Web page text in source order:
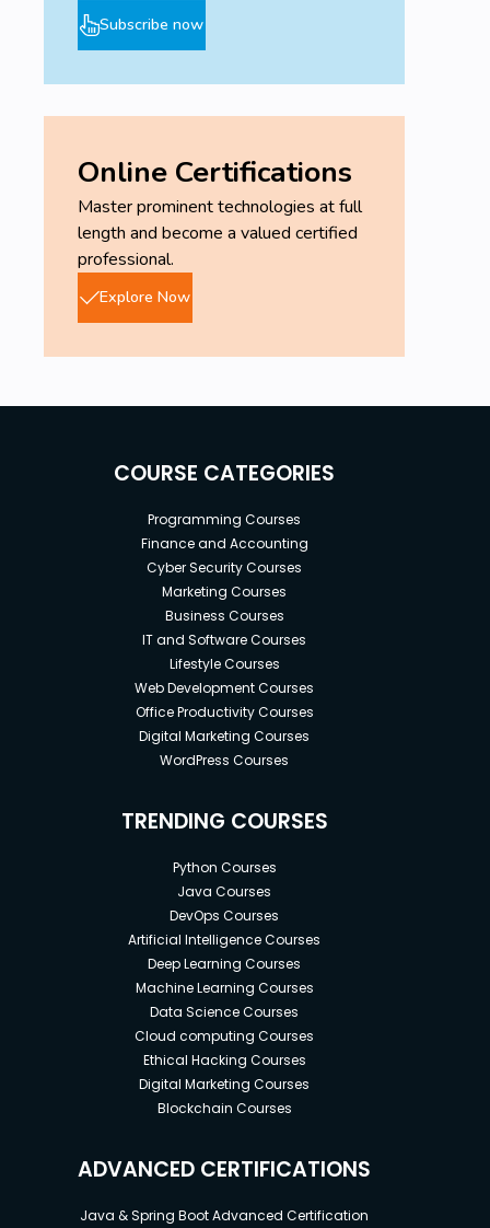
Subscribe now
Online Certifications
Master prominent technologies at full
length and become a valued certified
professional.
Explore Now
COURSE CATEGORIES
Programming Courses
Finance and Accounting
Cyber Security Courses
Marketing Courses
Business Courses
IT and Software Courses
Lifestyle Courses
Web Development Courses
Office Productivity Courses
Digital Marketing Courses
WordPress Courses
TRENDING COURSES
Python Courses
Java Courses
DevOps Courses
Artificial Intelligence Courses
Deep Learning Courses
Machine Learning Courses
Data Science Courses
Cloud computing Courses
Ethical Hacking Courses
Digital Marketing Courses
Blockchain Courses
ADVANCED CERTIFICATIONS
Java & Spring Boot Advanced Certification